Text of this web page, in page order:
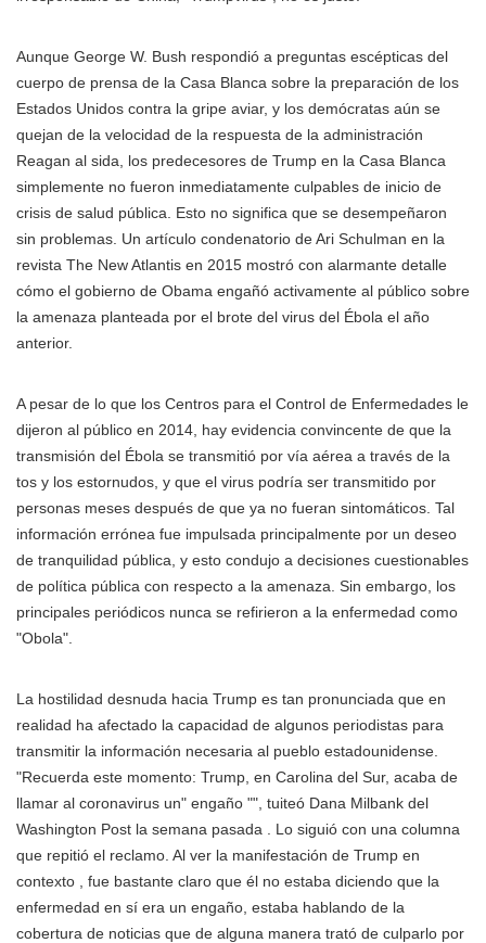
Aunque George W. Bush respondió a preguntas escépticas del
cuerpo de prensa de la Casa Blanca sobre la preparación de los
Estados Unidos contra la gripe aviar, y los demócratas aún se
quejan de la velocidad de la respuesta de la administración
Reagan al sida, los predecesores de Trump en la Casa Blanca
simplemente no fueron inmediatamente culpables de inicio de
crisis de salud pública. Esto no significa que se desempeñaron
sin problemas. Un artículo condenatorio de Ari Schulman en la
revista The New Atlantis en 2015 mostró con alarmante detalle
cómo el gobierno de Obama engañó activamente al público sobre
la amenaza planteada por el brote del virus del Ébola el año
anterior.
A pesar de lo que los Centros para el Control de Enfermedades le
dijeron al público en 2014, hay evidencia convincente de que la
transmisión del Ébola se transmitió por vía aérea a través de la
tos y los estornudos, y que el virus podría ser transmitido por
personas meses después de que ya no fueran sintomáticos. Tal
información errónea fue impulsada principalmente por un deseo
de tranquilidad pública, y esto condujo a decisiones cuestionables
de política pública con respecto a la amenaza. Sin embargo, los
principales periódicos nunca se refirieron a la enfermedad como
"Obola".
La hostilidad desnuda hacia Trump es tan pronunciada que en
realidad ha afectado la capacidad de algunos periodistas para
transmitir la información necesaria al pueblo estadounidense.
"Recuerda este momento: Trump, en Carolina del Sur, acaba de
llamar al coronavirus un" engaño "", tuiteó Dana Milbank del
Washington Post la semana pasada . Lo siguió con una columna
que repitió el reclamo. Al ver la manifestación de Trump en
contexto , fue bastante claro que él no estaba diciendo que la
enfermedad en sí era un engaño, estaba hablando de la
cobertura de noticias que de alguna manera trató de culparlo por